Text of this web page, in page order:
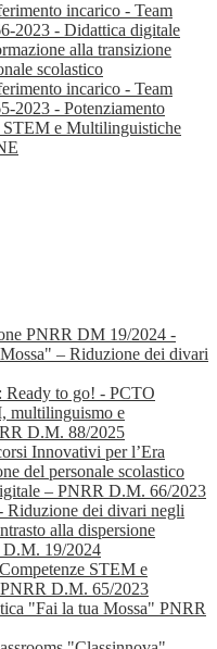
incarico - Team
2023 - Didattica digitale
alla transizione
scolastico
incarico - Team
2023 - Potenziamento
STEM e Multilinguistiche
PNRR DM 19/2024 -
– Riduzione dei divari
Ready to go! - PCTO
multilinguismo e
D.M. 88/2025
Innovativi per l’Era
del personale scolastico
– PNRR D.M. 66/2023
Riduzione dei divari negli
alla dispersione
D.M. 19/2024
STEM e
D.M. 65/2023
"Fai la tua Mossa" PNRR